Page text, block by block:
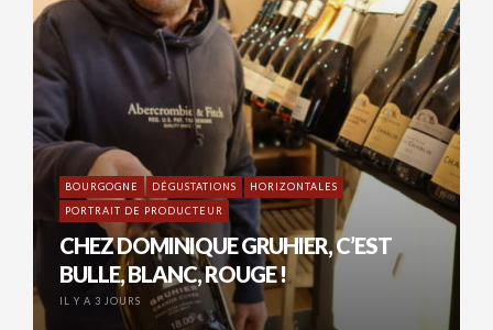
BOURGOGNE DÉGUSTATIONS
HORIZONTALES
PORTRAIT DE PRODUCTEUR
CHEZ DOMINIQUE GRUHIER, C’EST
BULLE, BLANC, ROUGE !
IL Y A 3 JOURS